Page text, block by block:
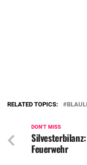
RELATED TOPICS:
DON'T MISS
Feuerwehr